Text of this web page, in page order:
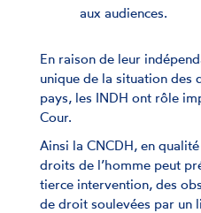
aux audiences.
En raison de leur
unique de la situation des
pays, les INDH ont rôle
Cour.
Ainsi la CNCDH, en
droits de l’homme peut
tierce intervention, des
de droit soulevées par un